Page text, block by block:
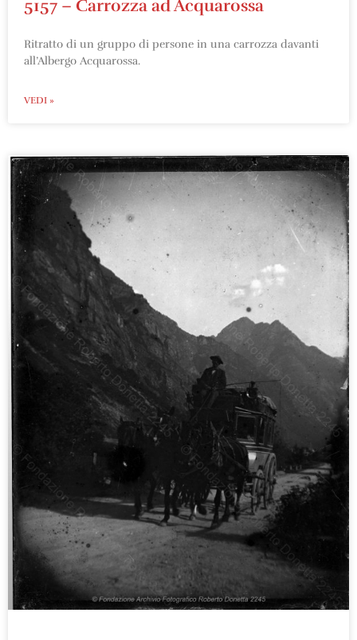
5157 – Carrozza ad Acquarossa
Ritratto di un gruppo di persone in una carrozza davanti
all’Albergo Acquarossa.
VEDI »